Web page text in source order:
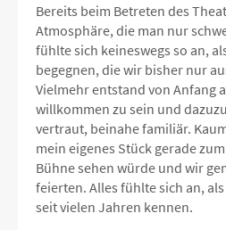
Bereits beim Betreten des
Atmosphäre, die man nur
fühlte sich keineswegs so an,
begegnen, die wir bisher nur
Vielmehr entstand von Anfang
willkommen zu sein und
vertraut, beinahe familiär.
mein eigenes Stück gerade
Bühne sehen würde und wir
feierten. Alles fühlte sich an,
seit vielen Jahren kennen.